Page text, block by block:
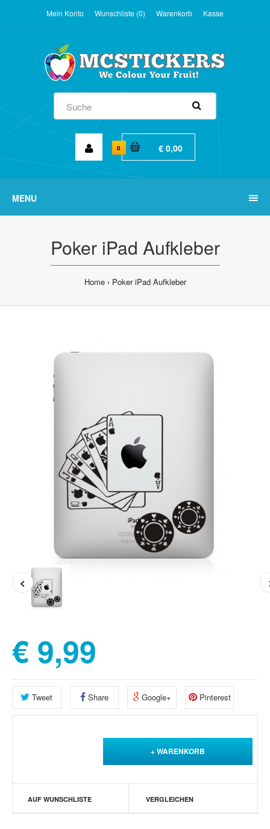
Mein Konto Wunschliste (0) Warenkorb Kasse
0 € 0,00
MENU
Poker iPad Aufkleber
Home Poker iPad Aufkleber
€ 9,99
Tweet Share Google+ Pinterest
AUF WUNSCHLISTE VERGLEICHEN